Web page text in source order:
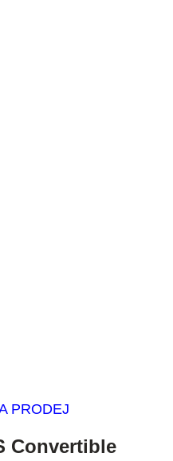
PRODEJ
Convertible